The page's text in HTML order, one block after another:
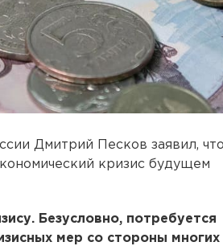
Дмитрий Песков заявил, что
кризис будущем
Безусловно, потребуется
мер со стороны многих